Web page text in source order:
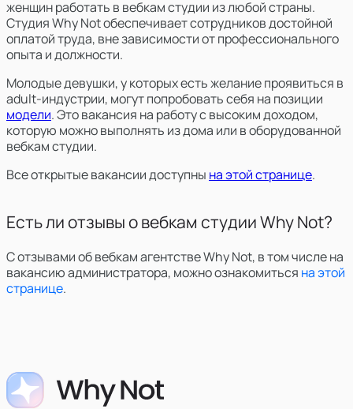
женщин работать в вебкам студии из любой страны.
Студия Why Not обеспечивает сотрудников достойной
оплатой труда, вне зависимости от профессионального
опыта и должности.
Молодые девушки, у которых есть желание проявиться в
adult-индустрии, могут попробовать себя на позиции
модели. Это вакансия на работу с высоким доходом,
которую можно выполнять из дома или в оборудованной
вебкам студии.
Все открытые вакансии доступны на этой странице.
Есть ли отзывы о вебкам студии Why Not?
С отзывами об вебкам агентстве Why Not, в том числе на
вакансию администратора, можно ознакомиться на этой
странице.